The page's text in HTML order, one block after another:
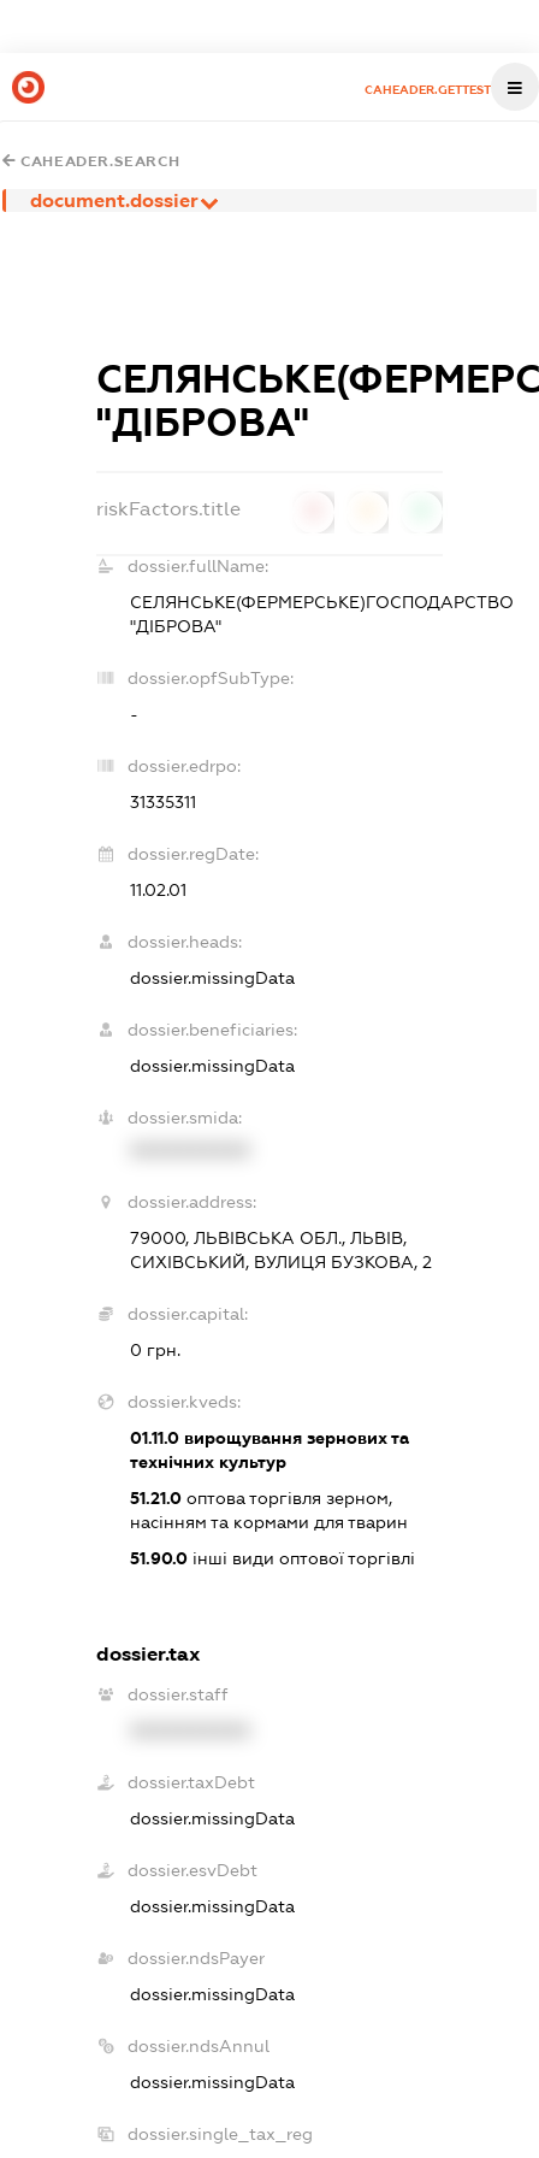
CAHEADER.GETTEST
CAHEADER.SEARCH
document.dossier
"ДІБРОВА"
riskFactors.title
dossier.fullName:
СЕЛЯНСЬКЕ(ФЕРМЕРСЬКЕ)ГОСПОДАРСТВО
"ДІБРОВА"
dossier.opfSubType:
-
dossier.edrpo:
31335311
dossier.regDate:
11.02.01
dossier.heads:
dossier.missingData
dossier.beneficiaries:
dossier.missingData
dossier.smida:
dossier.address:
79000, ЛЬВІВСЬКА ОБЛ., ЛЬВІВ,
СИХІВСЬКИЙ, ВУЛИЦЯ БУЗКОВА, 2
dossier.capital:
0 грн.
dossier.kveds:
01.11.0вирощування зернових та
технічних культур
51.21.0оптова торгівля зерном,
насінням та кормами для тварин
51.90.0інші види оптової торгівлі
dossier.tax
dossier.staff
dossier.taxDebt
dossier.missingData
dossier.esvDebt
dossier.missingData
dossier.ndsPayer
dossier.missingData
dossier.ndsAnnul
dossier.missingData
dossier.single_tax_reg